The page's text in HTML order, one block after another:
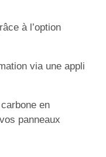
à l’option
via une appli
en
panneaux